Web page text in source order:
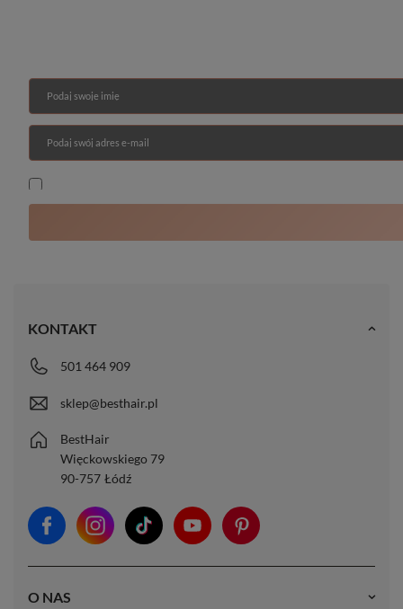
Podaj swoje imię
Podaj swój adres e-mail
O NAS
KONTAKT
501 464 909
sklep@besthair.pl
BestHair
Więckowskiego 79
90-757 Łódź